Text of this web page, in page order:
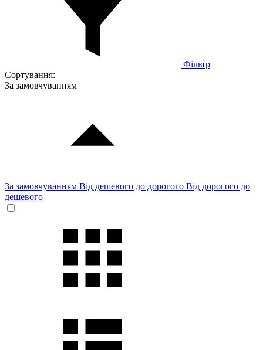
Фільтр
Сортування:
За замовчуванням
За замовчуванням Від дешевого до дорогого Від дорогого до
дешевого